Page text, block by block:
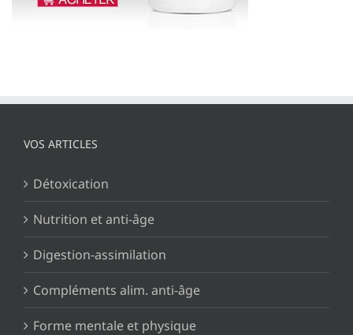
VOS ARTICLES
Détoxication
Nutrition et anti-âge
Digestion-assimilation
Compléments alim. anti-âge
Forme mentale et physique